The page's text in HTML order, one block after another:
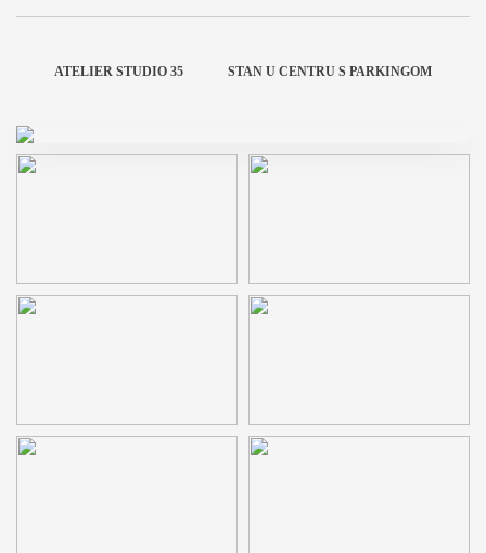
ATELIER STUDIO 35 STAN U CENTRU S PARKINGOM